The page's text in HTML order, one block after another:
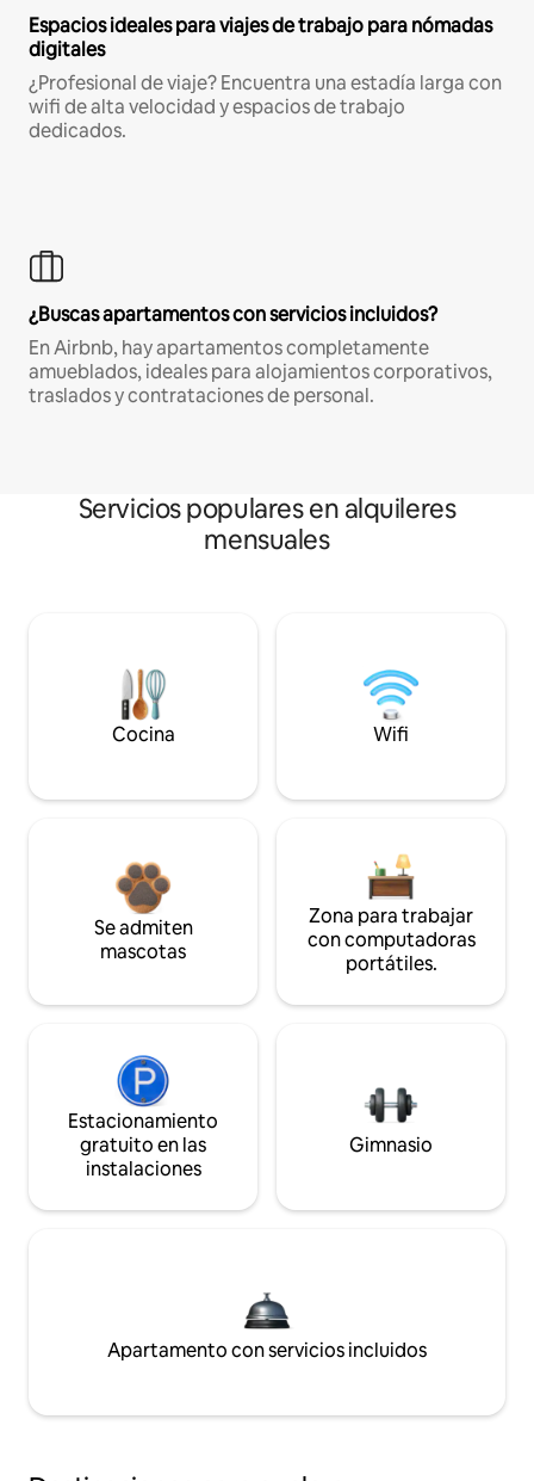
Espacios ideales para viajes de trabajo para nómadas
digitales
¿Profesional de viaje? Encuentra una estadía larga con
wifi de alta velocidad y espacios de trabajo
dedicados.
¿Buscas apartamentos con servicios incluidos?
En Airbnb, hay apartamentos completamente
amueblados, ideales para alojamientos corporativos,
traslados y contrataciones de personal.
Servicios populares en alquileres
mensuales
Cocina Wifi
Se admiten
mascotas
Zona para trabajar
con computadoras
portátiles.
Estacionamiento
gratuito en las
instalaciones
Gimnasio
Apartamento con servicios incluidos